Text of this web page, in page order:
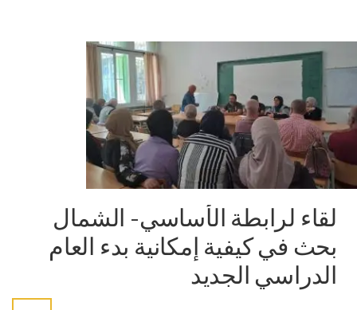
لقاء لرابطة الأساسي- الشمال
بحث في كيفية إمكانية بدء العام
الدراسي الجديد